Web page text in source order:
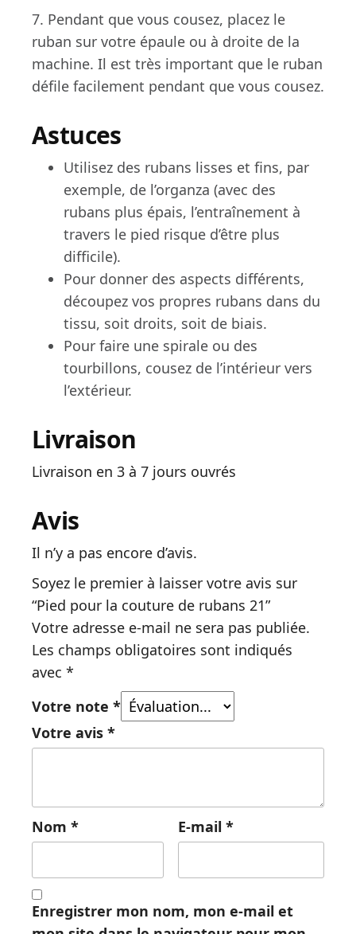
7. Pendant que vous cousez, placez le
ruban sur votre épaule ou à droite de la
machine. Il est très important que le ruban
défile facilement pendant que vous cousez.
Astuces
Utilisez des rubans lisses et fins, par
exemple, de l’organza (avec des
rubans plus épais, l’entraînement à
travers le pied risque d’être plus
difficile).
Pour donner des aspects différents,
découpez vos propres rubans dans du
tissu, soit droits, soit de biais.
Pour faire une spirale ou des
tourbillons, cousez de l’intérieur vers
l’extérieur.
Livraison
Livraison en 3 à 7 jours ouvrés
Avis
Il n’y a pas encore d’avis.
Soyez le premier à laisser votre avis sur
“Pied pour la couture de rubans 21”
Votre adresse e-mail ne sera pas publiée.
Les champs obligatoires sont indiqués
avec *
Votre note *
Votre avis *
Nom * E-mail *
Enregistrer mon nom, mon e-mail et